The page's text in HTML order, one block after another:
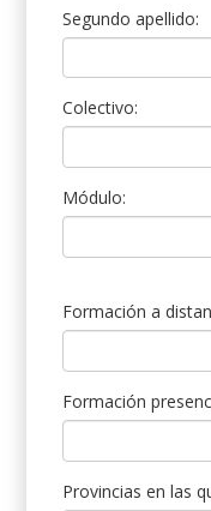
Segundo apellido:
Colectivo:
Módulo:
Formación a
Formación
Provincias en las